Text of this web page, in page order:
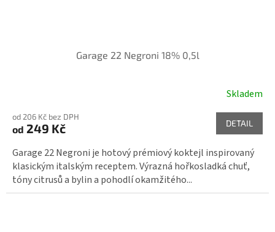
Garage 22 Negroni 18% 0,5l
Skladem
od 206 Kč bez DPH
od 249 Kč DETAIL
Garage 22 Negroni je hotový prémiový koktejl inspirovaný
klasickým italským receptem. Výrazná hořkosladká chuť,
tóny citrusů a bylin a pohodlí okamžitého...